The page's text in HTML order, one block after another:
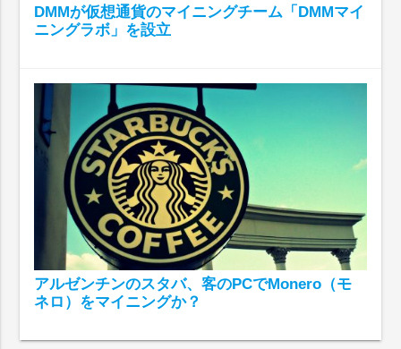
DMMが仮想通貨のマイニングチーム「DMMマイ
ニングラボ」を設立
アルゼンチンのスタバ、客のPCでMonero（モ
ネロ）をマイニングか？